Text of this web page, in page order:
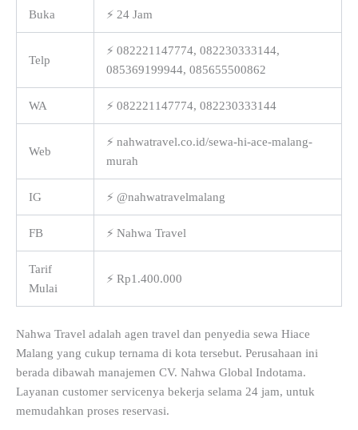
Buka ⚡ 24 Jam
Telp
⚡ 082221147774, 082230333144,
085369199944, 085655500862
WA ⚡ 082221147774, 082230333144
Web
⚡ nahwatravel.co.id/sewa-hi-ace-malang-
murah
IG ⚡ @nahwatravelmalang
FB ⚡ Nahwa Travel
Tarif
Mulai
⚡ Rp1.400.000
Nahwa Travel adalah agen travel dan penyedia sewa Hiace
Malang yang cukup ternama di kota tersebut. Perusahaan ini
berada dibawah manajemen CV. Nahwa Global Indotama.
Layanan customer servicenya bekerja selama 24 jam, untuk
memudahkan proses reservasi.